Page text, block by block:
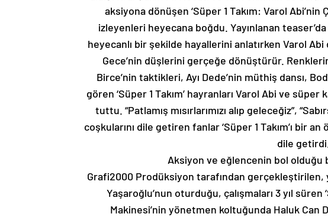
aksiyona dönüşen ‘Süper 1 Takım: Varol Abi’nin
izleyenleri heyecana boğdu. Yayınlanan
heyecanlı bir şekilde hayallerini anlatırken Varol
Gece’nin düşlerini gerçeğe dönüştürür.
Birce’nin taktikleri, Ayı Dede’nin müthiş dansı,
gören ‘Süper 1 Takım’ hayranları Varol Abi ve
tuttu. “Patlamış mısırlarımızı alıp geleceğiz”,
coşkularını dile getiren fanlar ‘Süper 1 Takım’ı bir
dile getirdi.
Aksiyon ve eğlencenin bol
Grafi2000 Prodüksiyon tarafından gerçekleştirilen,
Yaşaroğlu’nun oturduğu, çalışmaları 3 yıl süren
Makinesi’nin yönetmen koltuğunda Haluk Can